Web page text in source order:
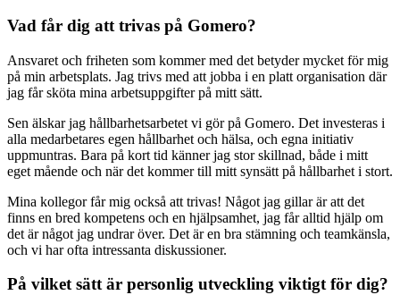
Vad får dig att trivas på Gomero?
Ansvaret och friheten som kommer med det betyder mycket för mig
på min arbetsplats. Jag trivs med att jobba i en platt organisation där
jag får sköta mina arbetsuppgifter på mitt sätt.
Sen älskar jag hållbarhetsarbetet vi gör på Gomero. Det investeras i
alla medarbetares egen hållbarhet och hälsa, och egna initiativ
uppmuntras. Bara på kort tid känner jag stor skillnad, både i mitt
eget mående och när det kommer till mitt synsätt på hållbarhet i stort.
Mina kollegor får mig också att trivas! Något jag gillar är att det
finns en bred kompetens och en hjälpsamhet, jag får alltid hjälp om
det är något jag undrar över. Det är en bra stämning och teamkänsla,
och vi har ofta intressanta diskussioner.
På vilket sätt är personlig utveckling viktigt för dig?